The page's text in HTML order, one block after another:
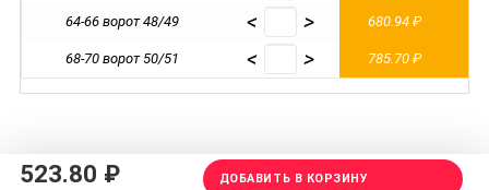
64-66 ворот 48/49 < > 680.94 ₽
68-70 ворот 50/51 < > 785.70 ₽
523.80 ₽ ДОБАВИТЬ В КОРЗИНУ